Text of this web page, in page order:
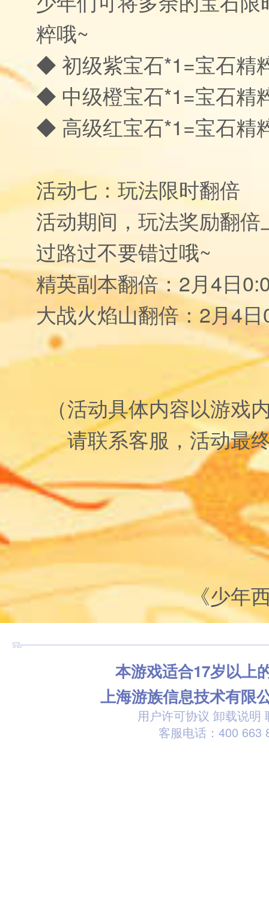
粹哦~
◆ 初级紫宝石*1=宝石精
◆ 中级橙宝石*1=宝石精
◆ 高级红宝石*1=宝石精
活动七：玩法限时翻倍
活动期间，玩法奖励翻
过路过不要错过哦~
精英副本翻倍：2月4日
大战火焰山翻倍：2月4
（活动具体内容以游戏
请联系客服，活动最
《少年
本游戏适合17岁以上
上海游族信息技术有限
用户许可协议 卸载说明
客服电话：400 663